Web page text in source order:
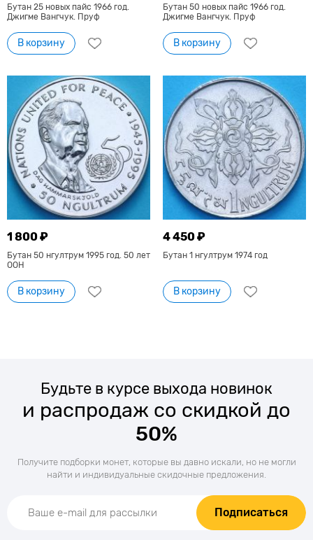
Бутан 25 новых пайс 1966 год.
Джигме Вангчук. Пруф
В корзину
Бутан 50 новых пайс 1966 год.
Джигме Вангчук. Пруф
В корзину
1 800 ₽
Бутан 50 нгултрум 1995 год. 50 лет
ООН
В корзину
4 450 ₽
Бутан 1 нгултрум 1974 год
В корзину
Будьте в курсе выхода новинок
и распродаж со скидкой до
50%
Получите подборки монет, которые вы давно искали, но не могли
найти и индивидуальные скидочные предложения.
Подписаться